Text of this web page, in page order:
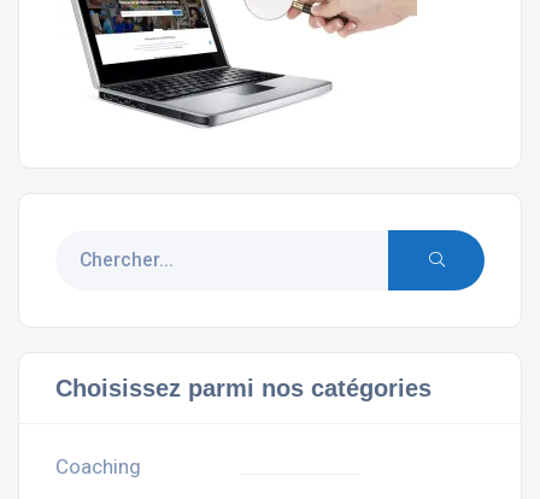
Choisissez parmi nos catégories
Coaching